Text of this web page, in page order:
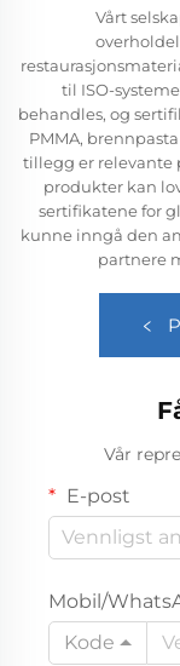
Vårt
til ISO-
behandles, og
PMMA,
tillegg er relevante
produkter kan
sertifikatene for
kunne inngå den
partnere
Vår
E-post
Mobil/
Kode